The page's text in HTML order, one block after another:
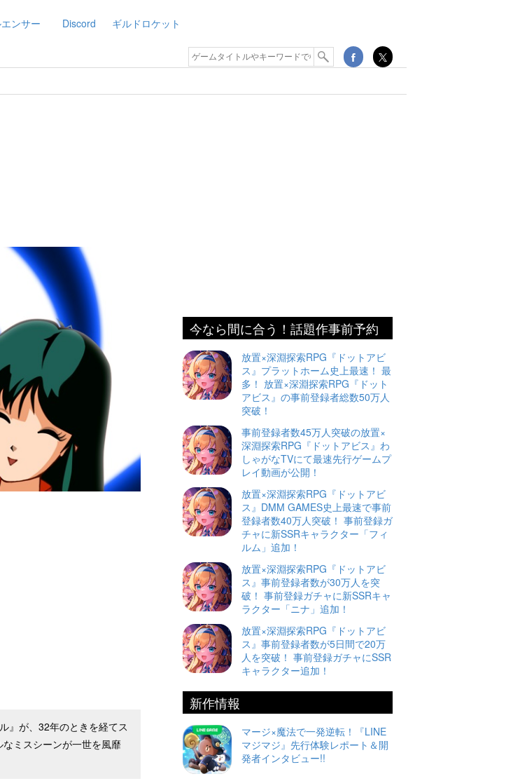
ンサー Discord ギルドロケット
』が、32年のときを経てス
ミスシーンが一世を風靡
今なら間に合う！話題作事前予約
放置×深淵探索RPG『ドットアビ
ス』プラットホーム史上最速！ 最
多！ 放置×深淵探索RPG『ドット
アビス』の事前登録者総数50万人
突破！
事前登録者数45万人突破の放置×
深淵探索RPG『ドットアビス』わ
しゃがなTVにて最速先行ゲームプ
レイ動画が公開！
放置×深淵探索RPG『ドットアビ
ス』DMM GAMES史上最速で事前
登録者数40万人突破！ 事前登録ガ
チャに新SSRキャラクター「フィ
ルム」追加！
放置×深淵探索RPG『ドットアビ
ス』事前登録者数が30万人を突
破！ 事前登録ガチャに新SSRキャ
ラクター「ニナ」追加！
放置×深淵探索RPG『ドットアビ
ス』事前登録者数が5日間で20万
人を突破！ 事前登録ガチャにSSR
キャラクター追加！
新作情報
マージ×魔法で一発逆転！『LINE
マジマジ』先行体験レポート＆開
発者インタビュー!!